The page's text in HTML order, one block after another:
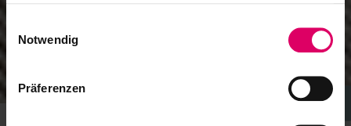
Notwendig
Präferenzen